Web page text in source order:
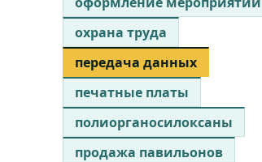
охрана труда
передача данных
печатные платы
полиорганосилоксаны
продажа павильонов